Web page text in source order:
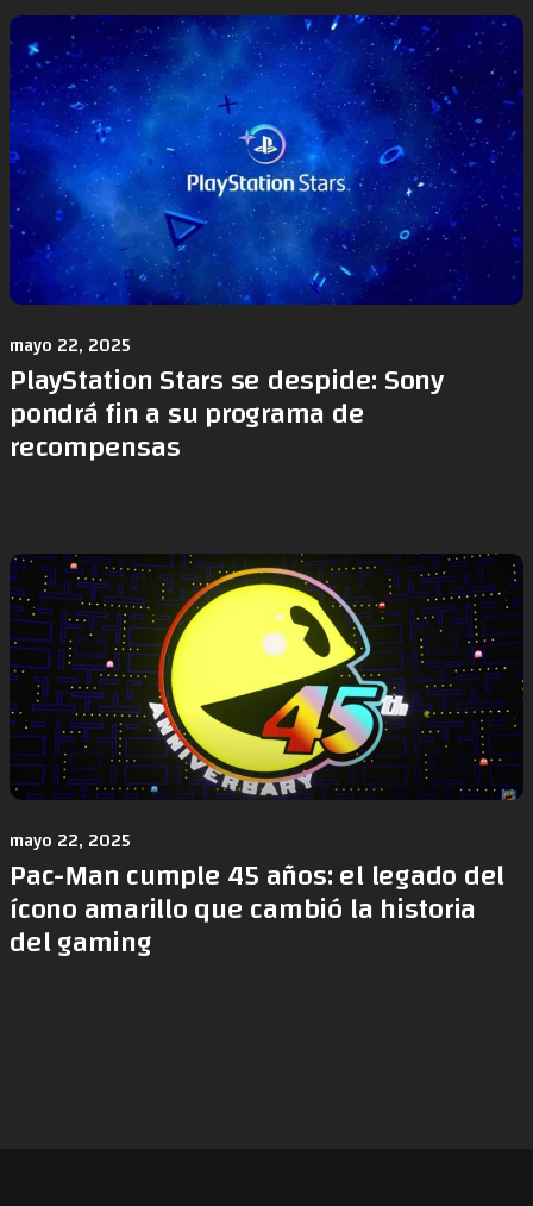
mayo 22, 2025
PlayStation Stars se despide: Sony
pondrá fin a su programa de
recompensas
mayo 22, 2025
Pac-Man cumple 45 años: el legado del
ícono amarillo que cambió la historia
del gaming